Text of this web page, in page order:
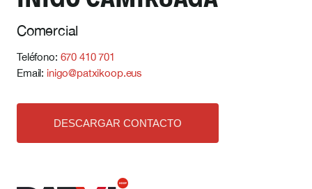
Comercial
Teléfono: 670 410 701
Email: inigo@patxikoop.eus
DESCARGAR CONTACTO